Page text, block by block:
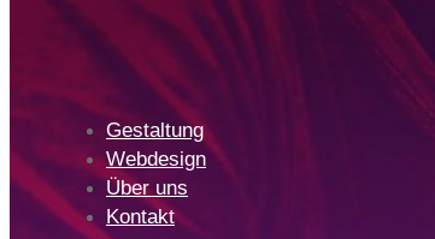
Gestaltung
Webdesign
Über uns
Kontakt